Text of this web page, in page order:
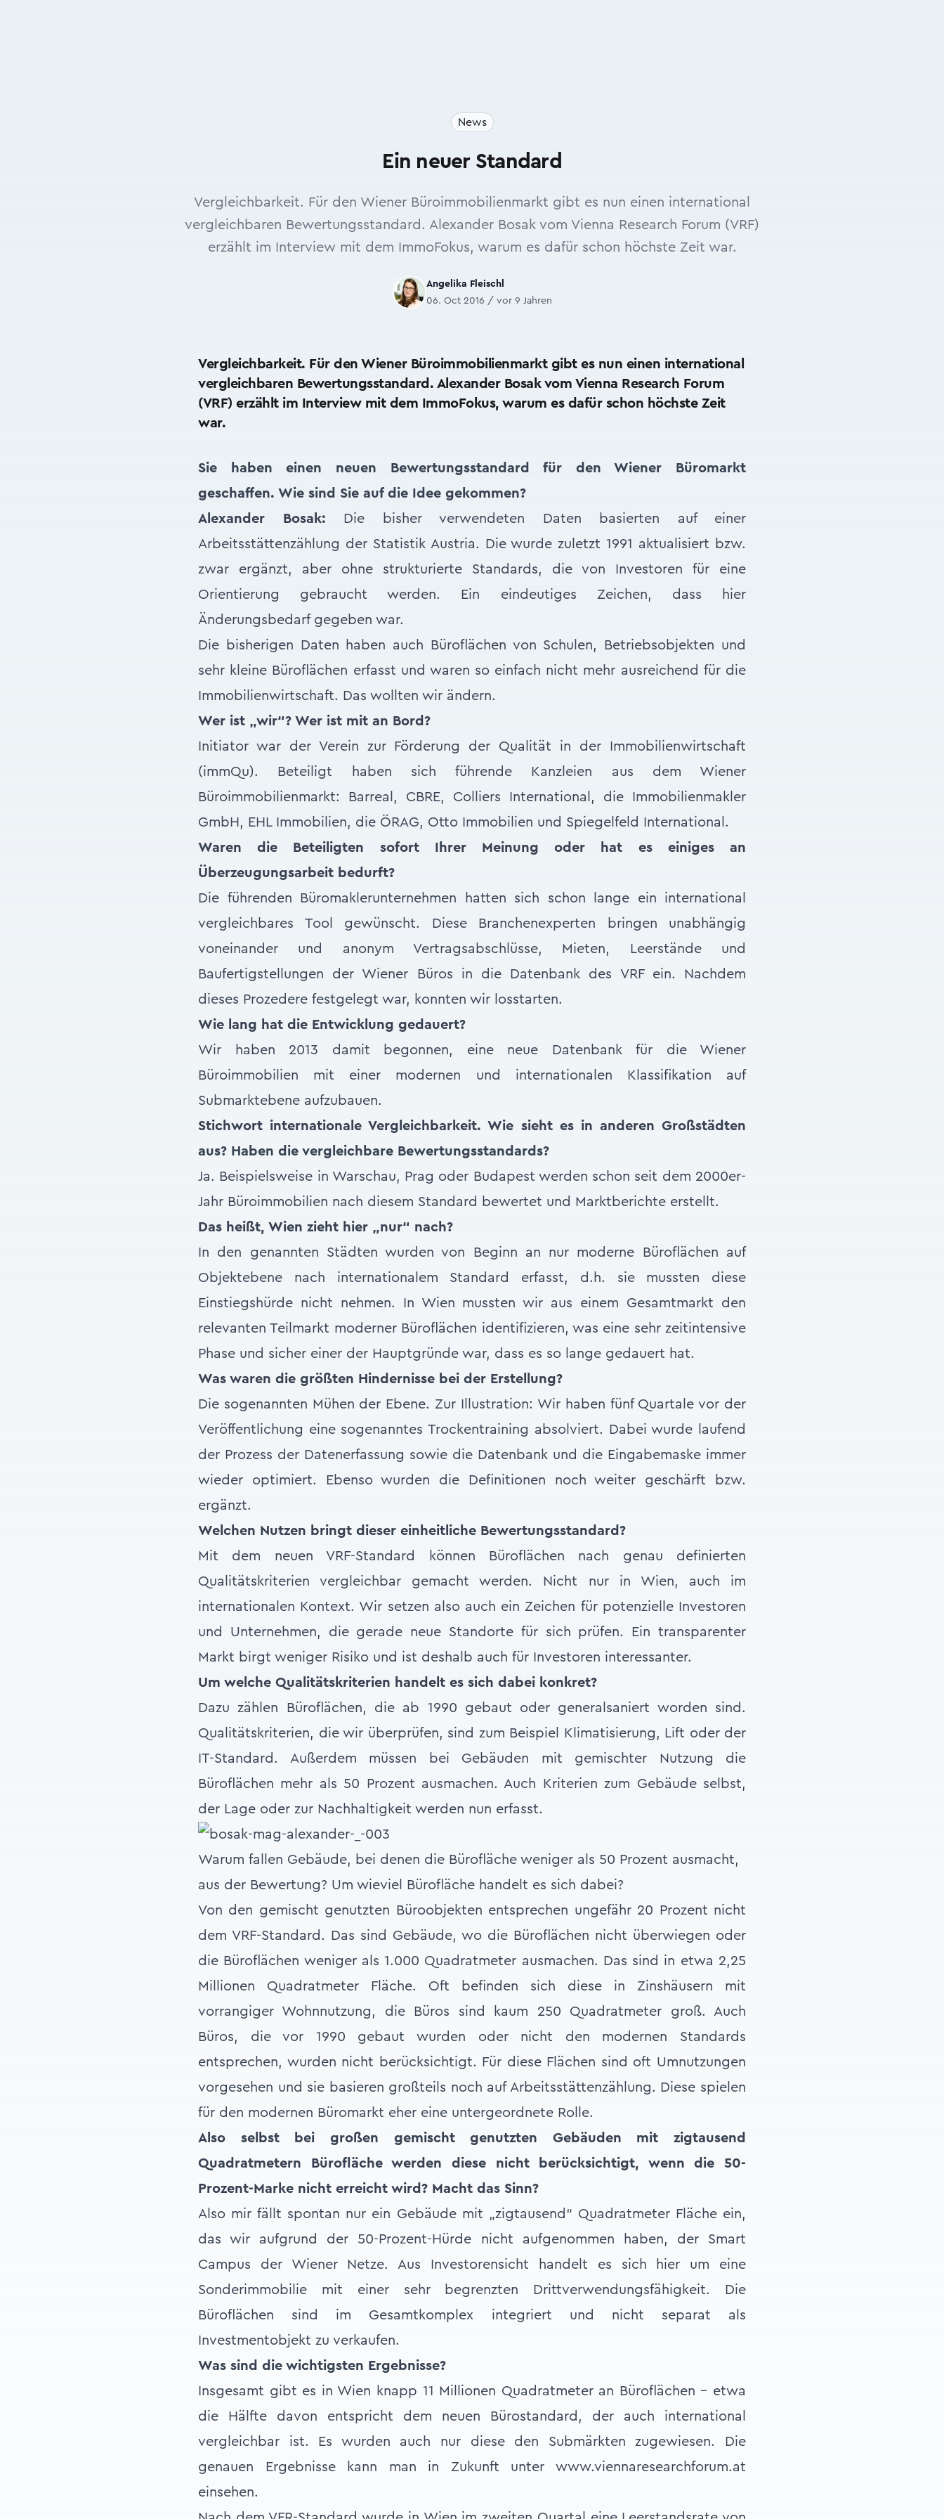
News
Ein neuer Standard
Vergleichbarkeit. Für den Wiener Büroimmobilienmarkt gibt es nun einen international
vergleichbaren Bewertungsstandard. Alexander Bosak vom Vienna Research Forum (VRF)
erzählt im Interview mit dem ImmoFokus, warum es dafür schon höchste Zeit war.
Angelika Fleischl
06. Oct 2016 / vor 9 Jahren
Vergleichbarkeit. Für den Wiener Büroimmobilienmarkt gibt es nun einen international
vergleichbaren Bewertungsstandard. Alexander Bosak vom Vienna Research Forum
(VRF) erzählt im Interview mit dem ImmoFokus, warum es dafür schon höchste Zeit
war.
Sie haben einen neuen Bewertungsstandard für den Wiener Büromarkt
geschaffen. Wie sind Sie auf die Idee gekommen?
Alexander Bosak: Die bisher verwendeten Daten basierten auf einer
Arbeitsstättenzählung der Statistik Austria. Die wurde zuletzt 1991 aktualisiert bzw.
zwar ergänzt, aber ohne strukturierte Standards, die von Investoren für eine
Orientierung gebraucht werden. Ein eindeutiges Zeichen, dass hier
Änderungsbedarf gegeben war.
Die bisherigen Daten haben auch Büroflächen von Schulen, Betriebsobjekten und
sehr kleine Büroflächen erfasst und waren so einfach nicht mehr ausreichend für die
Immobilienwirtschaft. Das wollten wir ändern.
Wer ist „wir“? Wer ist mit an Bord?
Initiator war der Verein zur Förderung der Qualität in der Immobilienwirtschaft
(immQu). Beteiligt haben sich führende Kanzleien aus dem Wiener
Büroimmobilienmarkt: Barreal, CBRE, Colliers International, die Immobilienmakler
GmbH, EHL Immobilien, die ÖRAG, Otto Immobilien und Spiegelfeld International.
Waren die Beteiligten sofort Ihrer Meinung oder hat es einiges an
Überzeugungsarbeit bedurft?
Die führenden Büromaklerunternehmen hatten sich schon lange ein international
vergleichbares Tool gewünscht. Diese Branchenexperten bringen unabhängig
voneinander und anonym Vertragsabschlüsse, Mieten, Leerstände und
Baufertigstellungen der Wiener Büros in die Datenbank des VRF ein. Nachdem
dieses Prozedere festgelegt war, konnten wir losstarten.
Wie lang hat die Entwicklung gedauert?
Wir haben 2013 damit begonnen, eine neue Datenbank für die Wiener
Büroimmobilien mit einer modernen und internationalen Klassifikation auf
Submarktebene aufzubauen.
Stichwort internationale Vergleichbarkeit. Wie sieht es in anderen Großstädten
aus? Haben die vergleichbare Bewertungsstandards?
Ja. Beispielsweise in Warschau, Prag oder Budapest werden schon seit dem 2000er-
Jahr Büroimmobilien nach diesem Standard bewertet und Marktberichte erstellt.
Das heißt, Wien zieht hier „nur“ nach?
In den genannten Städten wurden von Beginn an nur moderne Büroflächen auf
Objektebene nach internationalem Standard erfasst, d.h. sie mussten diese
Einstiegshürde nicht nehmen. In Wien mussten wir aus einem Gesamtmarkt den
relevanten Teilmarkt moderner Büroflächen identifizieren, was eine sehr zeitintensive
Phase und sicher einer der Hauptgründe war, dass es so lange gedauert hat.
Was waren die größten Hindernisse bei der Erstellung?
Die sogenannten Mühen der Ebene. Zur Illustration: Wir haben fünf Quartale vor der
Veröffentlichung eine sogenanntes Trockentraining absolviert. Dabei wurde laufend
der Prozess der Datenerfassung sowie die Datenbank und die Eingabemaske immer
wieder optimiert. Ebenso wurden die Definitionen noch weiter geschärft bzw.
ergänzt.
Welchen Nutzen bringt dieser einheitliche Bewertungsstandard?
Mit dem neuen VRF-Standard können Büroflächen nach genau definierten
Qualitätskriterien vergleichbar gemacht werden. Nicht nur in Wien, auch im
internationalen Kontext. Wir setzen also auch ein Zeichen für potenzielle Investoren
und Unternehmen, die gerade neue Standorte für sich prüfen. Ein transparenter
Markt birgt weniger Risiko und ist deshalb auch für Investoren interessanter.
Um welche Qualitätskriterien handelt es sich dabei konkret?
Dazu zählen Büroflächen, die ab 1990 gebaut oder generalsaniert worden sind.
Qualitätskriterien, die wir überprüfen, sind zum Beispiel Klimatisierung, Lift oder der
IT-Standard. Außerdem müssen bei Gebäuden mit gemischter Nutzung die
Büroflächen mehr als 50 Prozent ausmachen. Auch Kriterien zum Gebäude selbst,
der Lage oder zur Nachhaltigkeit werden nun erfasst.
Warum fallen Gebäude, bei denen die Bürofläche weniger als 50 Prozent ausmacht,
aus der Bewertung? Um wieviel Bürofläche handelt es sich dabei?
Von den gemischt genutzten Büroobjekten entsprechen ungefähr 20 Prozent nicht
dem VRF-Standard. Das sind Gebäude, wo die Büroflächen nicht überwiegen oder
die Büroflächen weniger als 1.000 Quadratmeter ausmachen. Das sind in etwa 2,25
Millionen Quadratmeter Fläche. Oft befinden sich diese in Zinshäusern mit
vorrangiger Wohnnutzung, die Büros sind kaum 250 Quadratmeter groß. Auch
Büros, die vor 1990 gebaut wurden oder nicht den modernen Standards
entsprechen, wurden nicht berücksichtigt. Für diese Flächen sind oft Umnutzungen
vorgesehen und sie basieren großteils noch auf Arbeitsstättenzählung. Diese spielen
für den modernen Büromarkt eher eine untergeordnete Rolle.
Also selbst bei großen gemischt genutzten Gebäuden mit zigtausend
Quadratmetern Bürofläche werden diese nicht berücksichtigt, wenn die 50-
Prozent-Marke nicht erreicht wird? Macht das Sinn?
Also mir fällt spontan nur ein Gebäude mit „zigtausend“ Quadratmeter Fläche ein,
das wir aufgrund der 50-Prozent-Hürde nicht aufgenommen haben, der Smart
Campus der Wiener Netze. Aus Investorensicht handelt es sich hier um eine
Sonderimmobilie mit einer sehr begrenzten Drittverwendungsfähigkeit. Die
Büroflächen sind im Gesamtkomplex integriert und nicht separat als
Investmentobjekt zu verkaufen.
Was sind die wichtigsten Ergebnisse?
Insgesamt gibt es in Wien knapp 11 Millionen Quadratmeter an Büroflächen – etwa
die Hälfte davon entspricht dem neuen Bürostandard, der auch international
vergleichbar ist. Es wurden auch nur diese den Submärkten zugewiesen. Die
genauen Ergebnisse kann man in Zukunft unter www.viennaresearchforum.at
einsehen.